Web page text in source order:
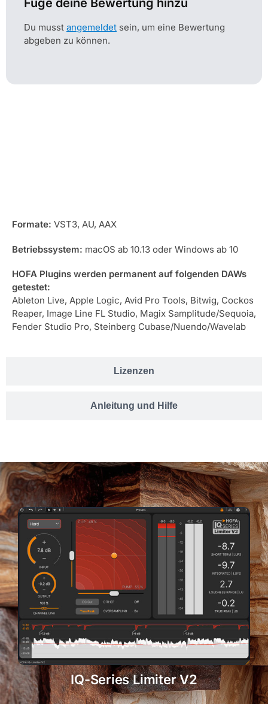
Füge deine Bewertung hinzu
Du musst angemeldet sein, um eine Bewertung
abgeben zu können.
Lizenzen
Anleitung und Hilfe
Formate: VST3, AU, AAX
Betriebssystem: macOS ab 10.13 oder Windows ab 10
HOFA Plugins werden permanent auf folgenden DAWs
getestet:
Ableton Live, Apple Logic, Avid Pro Tools, Bitwig, Cockos
Reaper, Image Line FL Studio, Magix Samplitude/Sequoia,
Fender Studio Pro, Steinberg Cubase/Nuendo/Wavelab
IQ-Series Limiter V2